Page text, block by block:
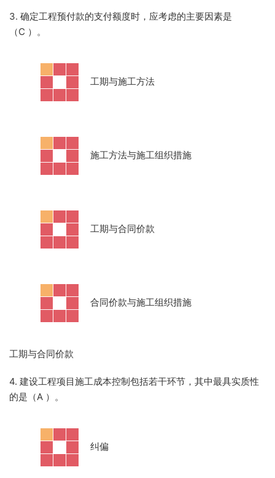
3. 确定工程预付款的支付额度时，应考虑的主要因素是
（C ）。
工期与施工方法
施工方法与施工组织措施
工期与合同价款
合同价款与施工组织措施
工期与合同价款
4. 建设工程项目施工成本控制包括若干环节，其中最具实质性
的是（A ）。
纠偏